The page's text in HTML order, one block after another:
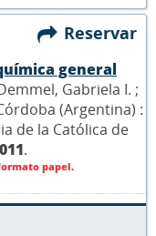
Reservar
general
Gabriela I. ;
(Argentina) :
de la Católica de
.
papel.